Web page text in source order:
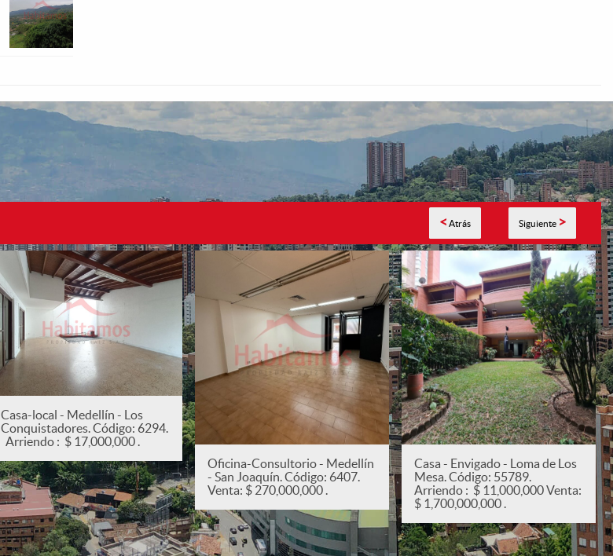
< Atrás Siguiente >
Casa-local - Medellín - Los
Conquistadores. Código: 6294.
Arriendo : $ 17,000,000 .
Oficina-Consultorio - Medellín
- San Joaquín. Código: 6407.
Venta: $ 270,000,000 .
Casa - Envigado - Loma de Los
Mesa. Código: 55789.
Arriendo : $ 11,000,000 Venta:
$ 1,700,000,000 .